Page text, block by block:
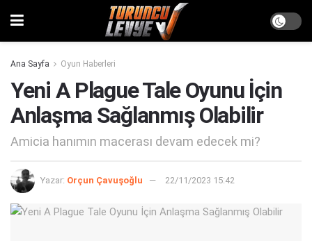
Ana Sayfa Oyun Haberleri
Yeni A Plague Tale Oyunu İçin
Anlaşma Sağlanmış Olabilir
Amicia hanımın macerası devam edecek mi?
Yazar: Orçun Çavuşoğlu 22/11/2023 15:42